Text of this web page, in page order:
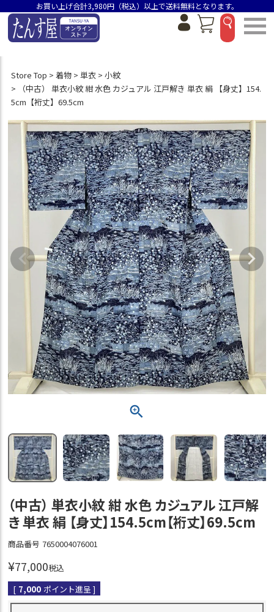
お買い上げ合計3,980円（税込）以上で送料無料となります。
Store Top 着物 単衣
小紋
（中古） 単衣小紋 紺 水色 カジュアル 江戸解き 単衣 絹 【身丈】154.
5cm【裄丈】69.5cm
（中古） 単衣小紋 紺 水色 カジュアル 江戸解
き 単衣 絹 【身丈】154.5cm【裄丈】69.5cm
商品番号 7650004076001
¥77,000税込
[ 7,000 ポイント進呈 ]